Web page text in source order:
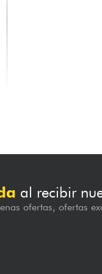
al recibir
ofertas, ofertas